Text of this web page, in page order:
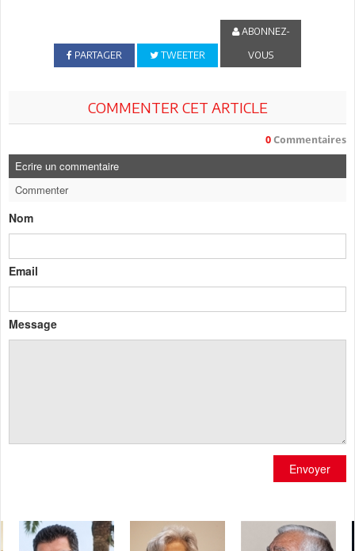
PARTAGER TWEETER
ABONNEZ-
VOUS
COMMENTER CET ARTICLE
0 Commentaires
Ecrire un commentaire
Commenter
Nom
Email
Message
Envoyer